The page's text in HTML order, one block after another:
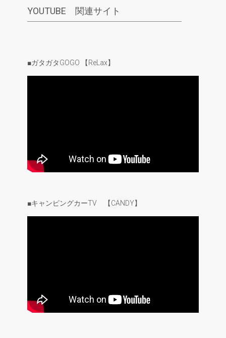
YOUTUBE 関連サイト
■ガタガタGOGO 【ReLax】
■キャンピングカーTV 【CANDY】